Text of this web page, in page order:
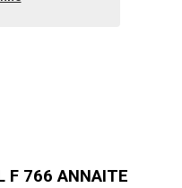
F 766 ANNAITE